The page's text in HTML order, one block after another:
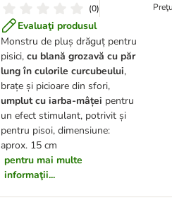
(0)
Evaluaţi produsul
Monstru de pluș drăguț pentru
pisici,cu blană grozavă cu păr
lung în culorile curcubeului,
brațe și picioare din sfori,
umplut cu iarba-mâței pentru
un efect stimulant, potrivit și
pentru pisoi, dimensiune:
aprox. 15 cm
pentru mai multe
informaţii...